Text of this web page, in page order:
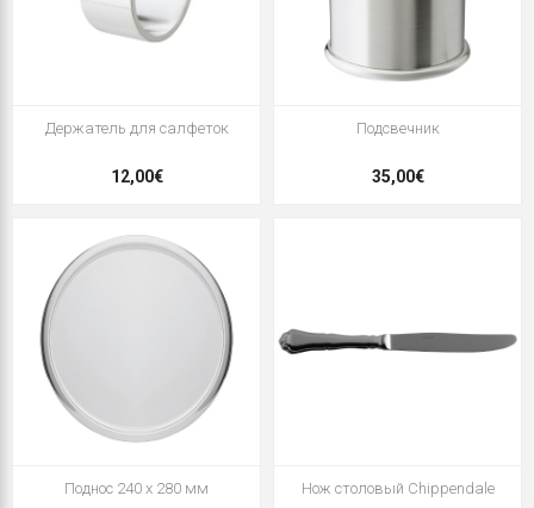
Держатель для салфеток
12,00€
Подсвечник
35,00€
Поднос 240 x 280 мм Нож столовый Chippendale